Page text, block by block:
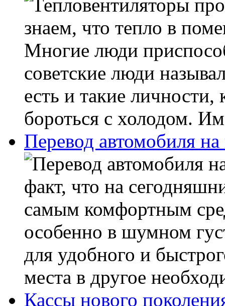
знаем, что тепло в
Многие люди
советские люди
есть и такие
бороться с холодом.
Перевод автомобиля на
факт, что на
самым комфортным
особенно в шумном
для удобного и
места в другое
Кассы нового